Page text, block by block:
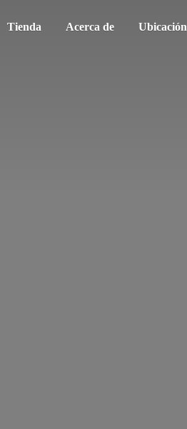
Tienda Acerca de Ubicación